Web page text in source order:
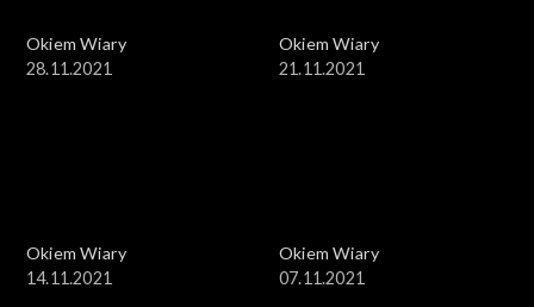
Okiem Wiary
28.11.2021
Okiem Wiary
21.11.2021
Okiem Wiary
14.11.2021
Okiem Wiary
07.11.2021